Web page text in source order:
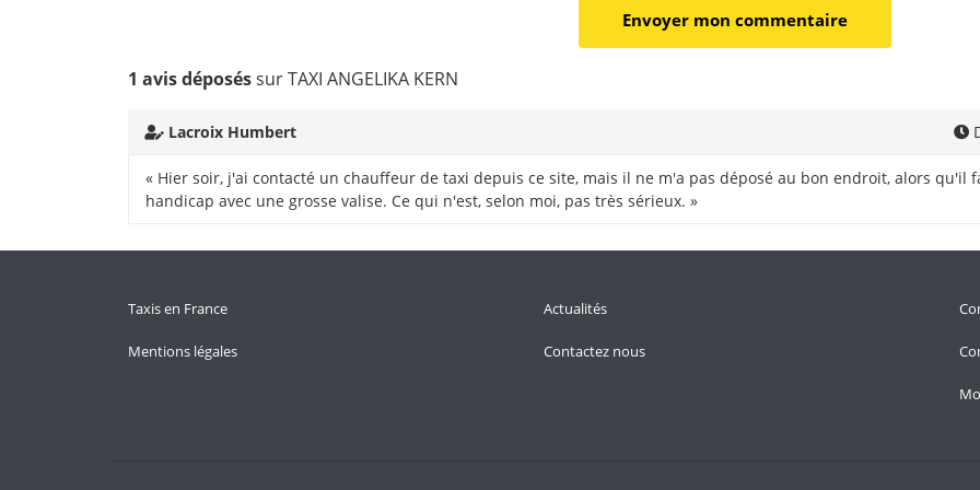
1 avis déposéssur TAXI ANGELIKA KERN
Lacroix Humbert
« Hier soir, j'ai contacté un chauffeur de taxi depuis ce site, mais il ne m'a pas déposé au bon endroit, alors
handicap avec une grosse valise. Ce qui n'est, selon moi, pas très sérieux. »
Taxis en France
Mentions légales
Actualités
Contactez nous